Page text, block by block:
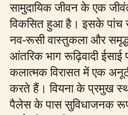
सामुदायिक जीवन के एक
विकसित हुआ है। इसके पांच
नव-रूसी वास्तुकला और
आंतरिक भाग रूढ़िवादी
कलात्मक विरासत में एक
करते हैं। वियना के प्रमुख
पैलेस के पास सुविधाजनक